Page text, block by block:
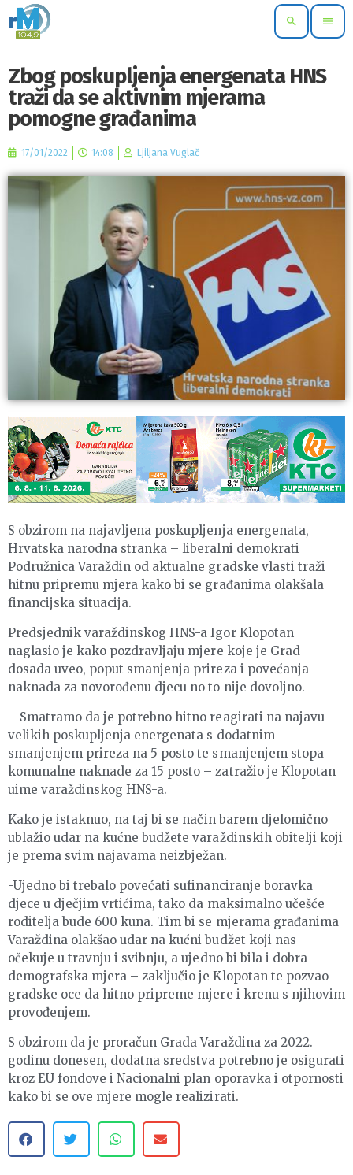
search menu
Zbog poskupljenja energenata HNS
traži da se aktivnim mjerama
pomogne građanima
17/01/2022 14:08 Ljiljana Vuglač
S obzirom na najavljena poskupljenja energenata,
Hrvatska narodna stranka – liberalni demokrati
Podružnica Varaždin od aktualne gradske vlasti traži
hitnu pripremu mjera kako bi se građanima olakšala
financijska situacija.
Predsjednik varaždinskog HNS-a Igor Klopotan
naglasio je kako pozdravljaju mjere koje je Grad
dosada uveo, poput smanjenja prireza i povećanja
naknada za novorođenu djecu no to nije dovoljno.
– Smatramo da je potrebno hitno reagirati na najavu
velikih poskupljenja energenata s dodatnim
smanjenjem prireza na 5 posto te smanjenjem stopa
komunalne naknade za 15 posto – zatražio je Klopotan
uime varaždinskog HNS-a.
Kako je istaknuo, na taj bi se način barem djelomično
ublažio udar na kućne budžete varaždinskih obitelji koji
je prema svim najavama neizbježan.
-Ujedno bi trebalo povećati sufinanciranje boravka
djece u dječjim vrtićima, tako da maksimalno učešće
roditelja bude 600 kuna. Tim bi se mjerama građanima
Varaždina olakšao udar na kućni budžet koji nas
očekuje u travnju i svibnju, a ujedno bi bila i dobra
demografska mjera – zaključio je Klopotan te pozvao
gradske oce da hitno pripreme mjere i krenu s njihovim
provođenjem.
S obzirom da je proračun Grada Varaždina za 2022.
godinu donesen, dodatna sredstva potrebno je osigurati
kroz EU fondove i Nacionalni plan oporavka i otpornosti
kako bi se ove mjere mogle realizirati.